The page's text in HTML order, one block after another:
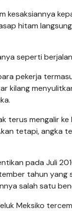
kesaksiannya
hitam
seperti
pekerja
kilang
terus mengalir
tetapi, angka
pada Juli
tahun
salah satu
Meksiko